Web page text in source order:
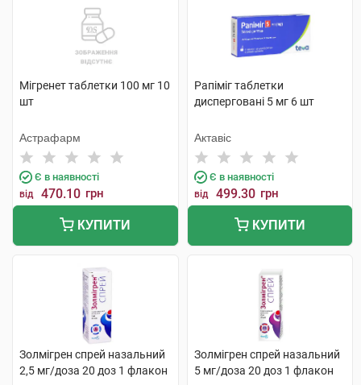
Мігренет таблетки 100 мг 10
шт
Астрафарм
Є в наявності
від 470.10 грн
КУПИТИ
Рапіміг таблетки
дисперговані 5 мг 6 шт
Актавіс
Є в наявності
від 499.30 грн
КУПИТИ
Золмігрен спрей назальний
2,5 мг/доза 20 доз 1 флакон
Золмігрен спрей назальний
5 мг/доза 20 доз 1 флакон